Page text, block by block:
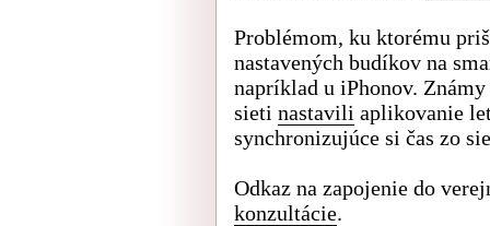
Problémom, ku ktorému
nastavených budíkov na
napríklad u iPhonov.
sieti nastavili aplikovanie
synchronizujúce si čas zo
Odkaz na zapojenie do
konzultácie.